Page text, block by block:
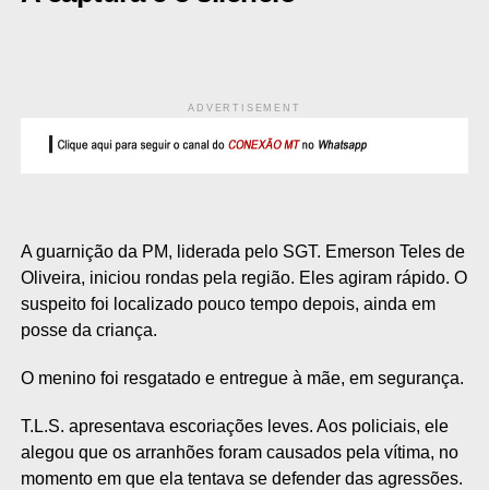
ADVERTISEMENT
A guarnição da PM, liderada pelo SGT. Emerson Teles de
Oliveira, iniciou rondas pela região. Eles agiram rápido. O
suspeito foi localizado pouco tempo depois, ainda em
posse da criança.
O menino foi resgatado e entregue à mãe, em segurança.
T.L.S. apresentava escoriações leves. Aos policiais, ele
alegou que os arranhões foram causados pela vítima, no
momento em que ela tentava se defender das agressões.